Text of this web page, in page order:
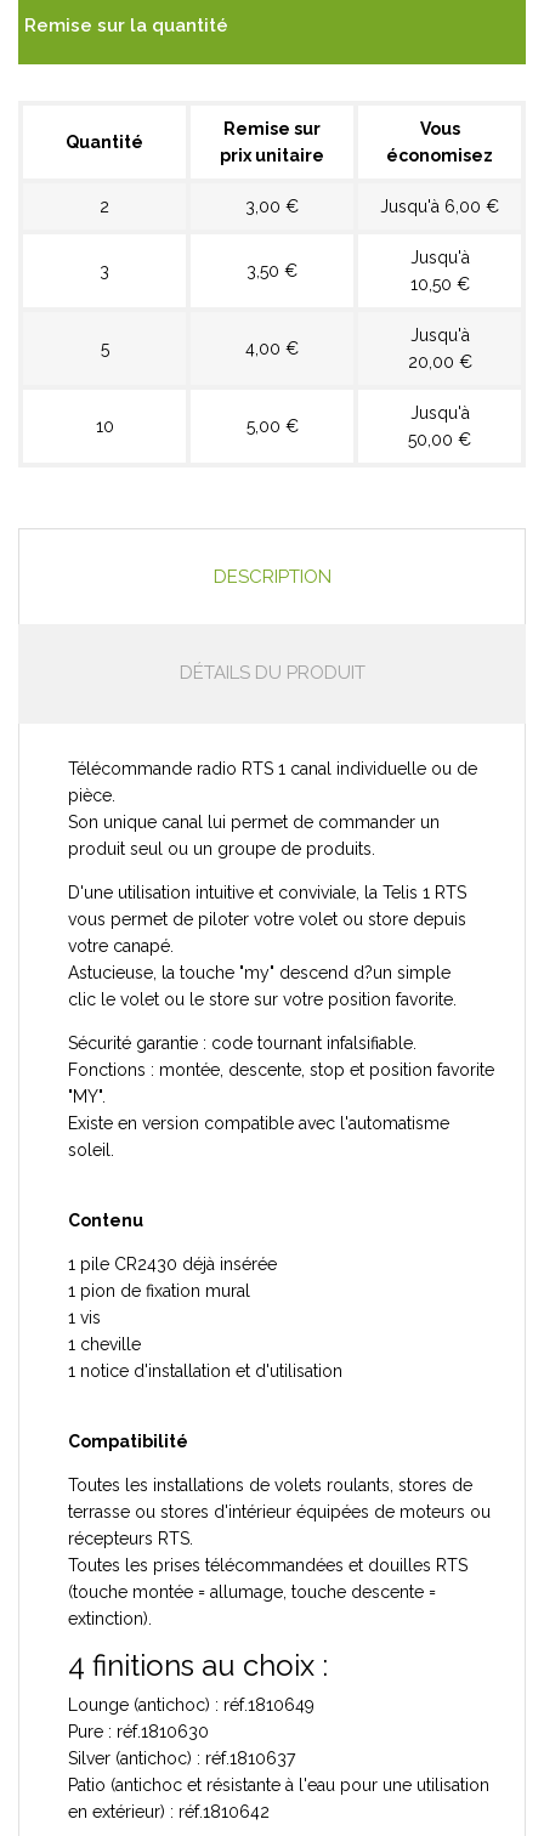
Remise sur la quantité
Quantité
Remise sur
prix unitaire
Vous
économisez
2 3,00 € Jusqu'à 6,00 €
3 3,50 €
Jusqu'à
10,50 €
5 4,00 €
Jusqu'à
20,00 €
10 5,00 €
Jusqu'à
50,00 €
DESCRIPTION
DÉTAILS DU PRODUIT
Télécommande radio RTS 1 canal individuelle ou de
pièce.
Son unique canal lui permet de commander un
produit seul ou un groupe de produits.
D'une utilisation intuitive et conviviale, la Telis 1 RTS
vous permet de piloter votre volet ou store depuis
votre canapé.
Astucieuse, la touche "my" descend d?un simple
clic le volet ou le store sur votre position favorite.
Sécurité garantie : code tournant infalsifiable.
Fonctions : montée, descente, stop et position favorite
"MY".
Existe en version compatible avec l'automatisme
soleil.
Contenu
1 pile CR2430 déjà insérée
1 pion de fixation mural
1 vis
1 cheville
1 notice d'installation et d'utilisation
Compatibilité
Toutes les installations de volets roulants, stores de
terrasse ou stores d'intérieur équipées de moteurs ou
récepteurs RTS.
Toutes les prises télécommandées et douilles RTS
(touche montée = allumage, touche descente =
extinction).
4 finitions au choix :
Lounge (antichoc) : réf.1810649
Pure : réf.1810630
Silver (antichoc) : réf.1810637
Patio (antichoc et résistante à l'eau pour une utilisation
en extérieur) : réf.1810642